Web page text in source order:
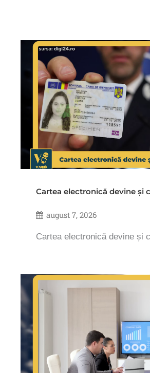
Cartea electronică devine și
august 7, 2026
Cartea electronică devine și